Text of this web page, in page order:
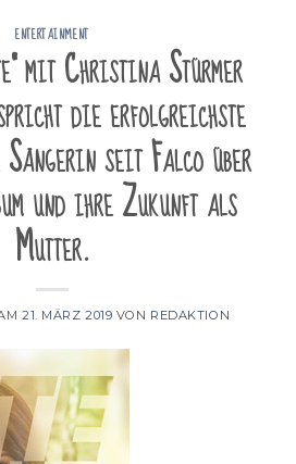
ENTERTAINMENT
mit Christina Stürmer
die erfolgreichste
seit Falco über
und ihre Zukunft als
Mutter.
21. MÄRZ 2019 VON REDAKTION